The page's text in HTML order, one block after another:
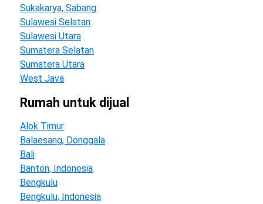
Sukakarya, Sabang
Sulawesi Selatan
Sulawesi Utara
Sumatera Selatan
Sumatera Utara
West Java
rumah untuk dijual
Alok Timur
Balaesang, Donggala
Bali
Banten, Indonesia
Bengkulu
Bengkulu, Indonesia